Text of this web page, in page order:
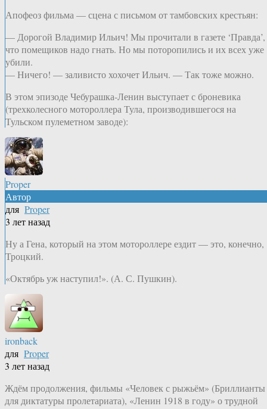
Апофеоз фильма — сцена с письмом от тамбовских крестьян:
— Дорогой Владимир Ильич! Мы прочитали в газете ‘Правда’,
что помещиков надо гнать. Но мы поторопились и их всех уже
убили.
— Ничего! — заливисто хохочет Ильич. — Так тоже можно.
В этом эпизоде Чебурашка-Ленин выступает с броневика
(трехколесного мотороллера Тула, производившегося на
Тульском пулеметном заводе):
Proper
Автор
для Proper
3 лет назад
Ну а Гена, который на этом мотороллере ездит — это, конечно,
Троцкий.
«Октябрь уж наступил!». (А. С. Пушкин).
ironback
для Proper
3 лет назад
Ждём продолжения, фильмы «Человек с рыжьём» (Бриллианты
для диктатуры пролетариата), «Ленин 1918 в году» о трудной